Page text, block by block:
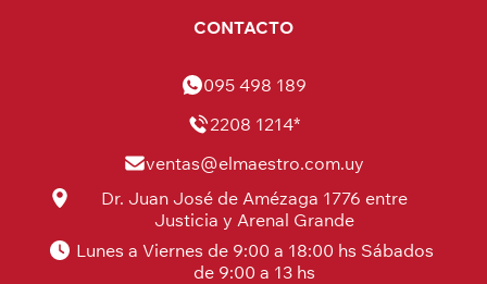
CONTACTO
095 498 189
2208 1214*
ventas@elmaestro.com.uy
Dr. Juan José de Amézaga 1776 entre
Justicia y Arenal Grande
Lunes a Viernes de 9:00 a 18:00 hs Sábados
de 9:00 a 13 hs